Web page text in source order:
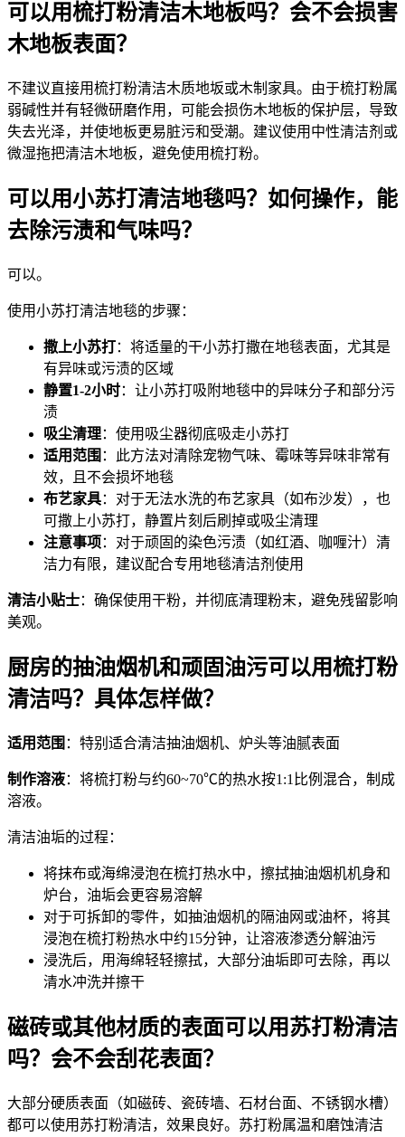
可以用梳打粉清洁木地板吗？会不会损害
木地板表面？
不建议直接用梳打粉清洁木质地坂或木制家具。由于梳打粉属
弱碱性并有轻微研磨作用，可能会损伤木地板的保护层，导致
失去光泽，并使地板更易脏污和受潮。建议使用中性清洁剂或
微湿拖把清洁木地板，避免使用梳打粉。
可以用小苏打清洁地毯吗？如何操作，能
去除污渍和气味吗？
可以。
使用小苏打清洁地毯的步骤：
撒上小苏打：将适量的干小苏打撒在地毯表面，尤其是
有异味或污渍的区域
静置1-2小时：让小苏打吸附地毯中的异味分子和部分污
渍
吸尘清理：使用吸尘器彻底吸走小苏打
适用范围 ：此方法对清除宠物气味、霉味等异味非常有
效，且不会损坏地毯
布艺家具：对于无法水洗的布艺家具（如布沙发），也
可撒上小苏打，静置片刻后刷掉或吸尘清理
注意事项 ：对于顽固的染色污渍（如红酒、咖喱汁）清
洁力有限，建议配合专用地毯清洁剂使用
清洁小贴士：确保使用干粉，并彻底清理粉末，避免残留影响
美观。
厨房的抽油烟机和顽固油污可以用梳打粉
清洁吗？具体怎样做？
适用范围 ：特别适合清洁抽油烟机、炉头等油腻表面
制作溶液：将梳打粉与约60~70℃的热水按1:1比例混合，制成
溶液。
清洁油垢的过程：
将抹布或海绵浸泡在梳打热水中，擦拭抽油烟机机身和
炉台，油垢会更容易溶解
对于可拆卸的零件，如抽油烟机的隔油网或油杯，将其
浸泡在梳打粉热水中约15分钟，让溶液渗透分解油污
浸洗后，用海绵轻轻擦拭，大部分油垢即可去除，再以
清水冲洗并擦干
磁砖或其他材质的表面可以用苏打粉清洁
吗？会不会刮花表面？
大部分硬质表面（如磁砖、瓷砖墙、石材台面、不锈钢水槽）
都可以使用苏打粉清洁，效果良好。苏打粉属温和磨蚀清洁